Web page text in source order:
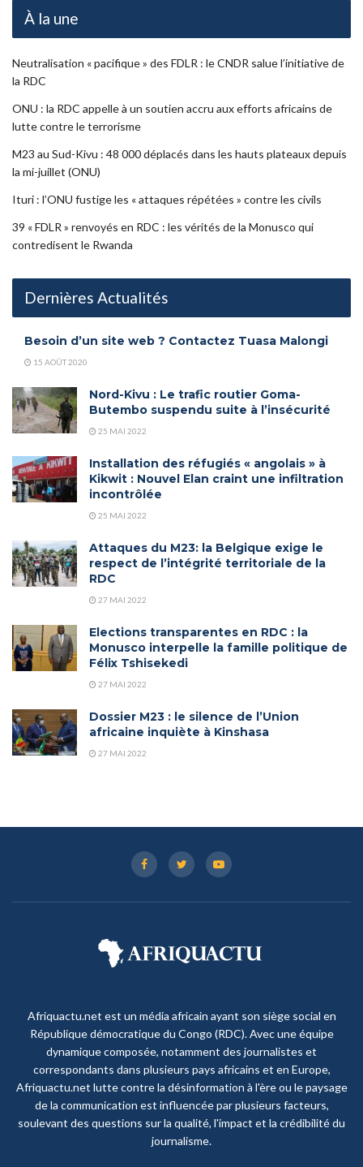
À la une
Neutralisation « pacifique » des FDLR : le CNDR salue l’initiative de
la RDC
ONU : la RDC appelle à un soutien accru aux efforts africains de
lutte contre le terrorisme
M23 au Sud-Kivu : 48 000 déplacés dans les hauts plateaux depuis
la mi-juillet (ONU)
Ituri : l’ONU fustige les « attaques répétées » contre les civils
39 « FDLR » renvoyés en RDC : les vérités de la Monusco qui
contredisent le Rwanda
Dernières Actualités
Besoin d’un site web ? Contactez Tuasa Malongi
15 AOÛT 2020
Nord-Kivu : Le trafic routier Goma-
Butembo suspendu suite à l’insécurité
25 MAI 2022
Installation des réfugiés « angolais » à
Kikwit : Nouvel Elan craint une infiltration
incontrôlée
25 MAI 2022
Attaques du M23: la Belgique exige le
respect de l’intégrité territoriale de la
RDC
27 MAI 2022
Elections transparentes en RDC : la
Monusco interpelle la famille politique de
Félix Tshisekedi
27 MAI 2022
Dossier M23 : le silence de l’Union
africaine inquiète à Kinshasa
27 MAI 2022
Afriquactu.net est un média africain ayant son siège social en
République démocratique du Congo (RDC). Avec une équipe
dynamique composée, notamment des journalistes et
correspondants dans plusieurs pays africains et en Europe,
Afriquactu.net lutte contre la désinformation à l'ère ou le paysage
de la communication est influencée par plusieurs facteurs,
soulevant des questions sur la qualité, l'impact et la crédibilité du
journalisme.